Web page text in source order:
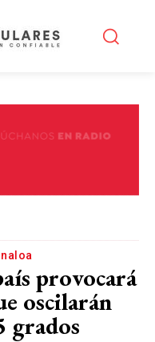
provocará
oscilarán
grados